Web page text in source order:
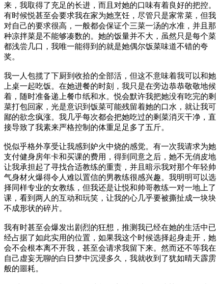
来，我取得了充足的长进，而且对她的口味有着良好的把控。
有时候悦甚至会要求我在家为她烹饪，尽管只是家常菜，但我
对自己的要求很高，一般都会保证个三菜一汤的水准，并且那
种凉拌菜是不能够凑数的。她的饭量并不大，虽然只是每个菜
都浅尝几口，我唯一能得到的就是她偶尔饭菜味道不错的夸
奖。
我一人包揽了下厨到收拾的全部活，但这不意味着我可以和她
上桌一起吃饭。在她进餐的时刻，我只是在旁边恭恭敬敬地候
着，随时准备递上餐巾纸和水。悦会默许我把她没有吃完的剩
菜打包回家，光是意识到饭菜可能残留着她的口水，就让我可
鄙的欲念疯涨。我几乎每次都会把她吃过的剩菜消灭干净，直
接导致了我素来严格控制的体重足足多了五斤。
悦似乎格外享受让我感到妒火中烧的感觉。有一次我请求为她
支付健身房年卡和买课的费用，得到同意之后，她不无俏皮地
让我承担起了寻找合适教练的重责，并且暗示我对那个年轻帅
气身材火爆得令人难以置信的男教练很感兴趣。我明明可以选
择同样专业的女教练，但我还是让悦和帅哥教练一对一地上了
课，看到两人的互动和玩笑，让我的心几乎要被撕扯成一块块
不成形状的碎片。
我有时甚至会爆发出剧烈的狂想，推测我已经在她的生活中已
经占据了如此实用的位置，如果我这个时候选择起身走开，她
会不会根本离不开我，甚至会请求我留下来。然而还不等我在
自己虚妄无聊的白日梦中沉浸多久，我就收到了犹如晴天霹雳
般的噩耗。